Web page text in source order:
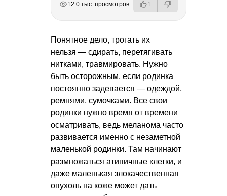
12.0 тыс. просмотров 1
Понятное дело, трогать их
нельзя — сдирать, перетягивать
нитками, травмировать. Нужно
быть осторожным, если родинка
постоянно задевается — одеждой,
ремнями, сумочками. Все свои
родинки нужно время от времени
осматривать, ведь меланома часто
развивается именно с незаметной
маленькой родинки. Там начинают
размножаться атипичные клетки, и
даже маленькая злокачественная
опухоль на коже может дать